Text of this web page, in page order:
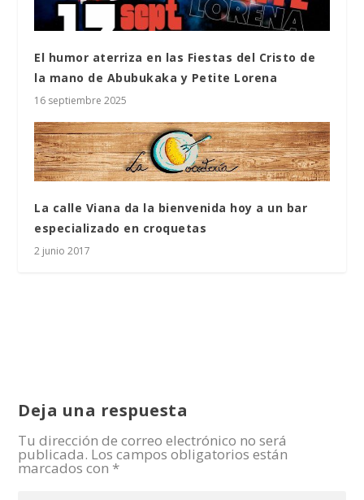
El humor aterriza en las Fiestas del Cristo de
la mano de Abubukaka y Petite Lorena
16 septiembre 2025
La calle Viana da la bienvenida hoy a un bar
especializado en croquetas
2 junio 2017
Deja una respuesta
Tu dirección de correo electrónico no será
publicada. Los campos obligatorios están
marcados con *